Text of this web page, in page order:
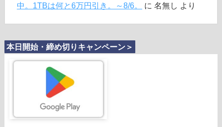
中。1TBは何と6万円引き。～8/6。
に 名無し より
本日開始・締め切りキャンペーン＞